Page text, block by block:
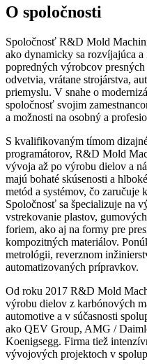
O spoločnosti
Spoločnosť R&D Mold
ako dynamicky sa rozvíjajúca
popredných výrobcov
odvetvia, vrátane strojárstva,
priemyslu. V snahe o
spoločnosť svojim
a možnosti na osobný a
S kvalifikovaným tímom
programátorov, R&D Mold
vývoja až po výrobu dielov a
majú bohaté skúsenosti a
metód a systémov, čo
Spoločnosť sa špecializuje na
vstrekovanie plastov,
foriem, ako aj na formy pre
kompozitných materiálov.
metrológii, reverznom
automatizovaných prípravkov.
Od roku 2017 R&D Mold
výrobu dielov z karbónových
automotive a v súčasnosti
ako QEV Group, AMG /
Koenigsegg. Firma tiež
vývojových projektoch v